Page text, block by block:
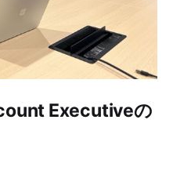
Executiveの